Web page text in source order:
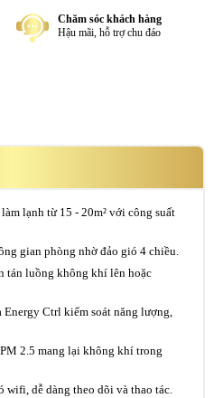
Chăm sóc khách hàng
Hậu mãi, hỗ trợ chu đáo
lạnh từ 15 - 20m² với công suất
gian phòng nhờ đảo gió 4 chiều.
tán luồng không khí lên hoặc
Energy Ctrl kiểm soát năng lượng,
2.5 mang lại không khí trong
dễ dàng theo dõi và thao tác.